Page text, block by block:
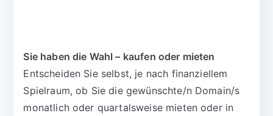
Sie haben die Wahl – kaufen oder mieten
Entscheiden Sie selbst, je nach finanziellem
Spielraum, ob Sie die gewünschte/n Domain/s
monatlich oder quartalsweise mieten oder in